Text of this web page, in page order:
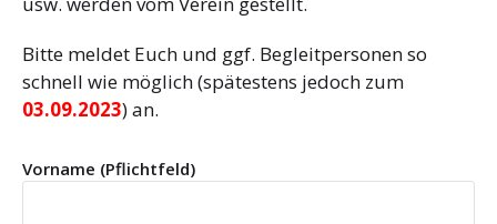
Bitte meldet Euch und ggf. Begleitpersonen so
schnell wie möglich (spätestens jedoch zum
03.09.2023) an.
Vorname (Pflichtfeld)